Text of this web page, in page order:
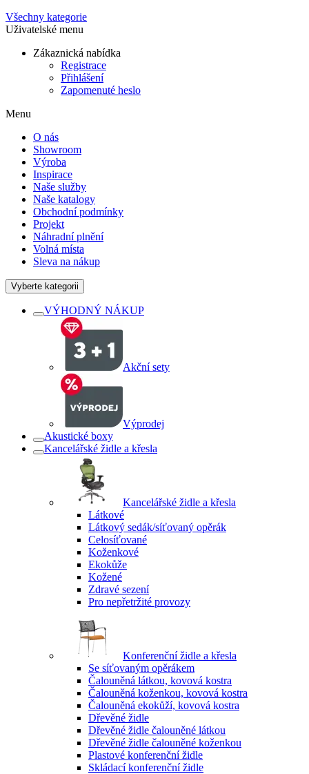
Všechny kategorie
Uživatelské menu
Zákaznická nabídka
Registrace
Přihlášení
Zapomenuté heslo
Menu
O nás
Showroom
Výroba
Inspirace
Naše služby
Naše katalogy
Obchodní podmínky
Projekt
Náhradní plnění
Volná místa
Sleva na nákup
Vyberte kategorii
VÝHODNÝ NÁKUP
Akční sety
Výprodej
Akustické boxy
Kancelářské židle a křesla
Kancelářské židle a křesla
Látkové
Látkový sedák/síťovaný opěrák
Celosíťované
Koženkové
Ekokůže
Kožené
Zdravé sezení
Pro nepřetržité provozy
Konferenční židle a křesla
Se síťovaným opěrákem
Čalouněná látkou, kovová kostra
Čalouněná koženkou, kovová kostra
Čalouněná ekokůží, kovová kostra
Dřevěné židle
Dřevěné židle čalouněné látkou
Dřevěné židle čalouněné koženkou
Plastové konferenční židle
Skládací konferenční židle